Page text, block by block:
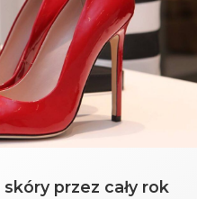
przez cały rok